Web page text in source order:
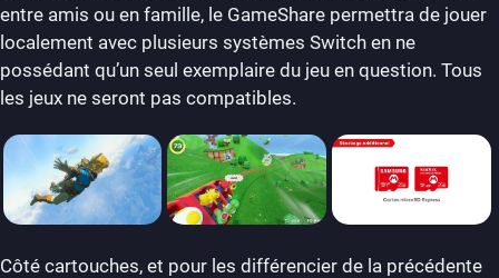
entre amis ou en famille, le GameShare permettra de jouer
localement avec plusieurs systèmes Switch en ne
possédant qu’un seul exemplaire du jeu en question. Tous
les jeux ne seront pas compatibles.
Côté cartouches, et pour les différencier de la précédente